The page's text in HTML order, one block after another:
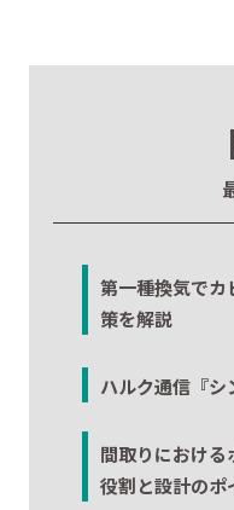
第一種換気でカ
策を解説
ハルク通信『シ
間取りにおけ
役割と設計のポ